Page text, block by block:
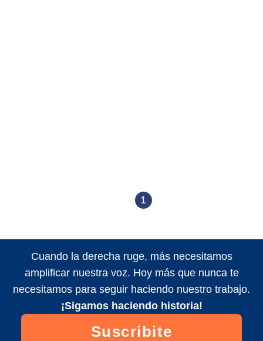
1
Cuando la derecha ruge, más necesitamos
amplificar nuestra voz. Hoy más que nunca te
necesitamos para seguir haciendo nuestro trabajo.
¡Sigamos haciendo historia!
Suscribite